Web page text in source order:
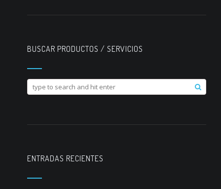
BUSCAR PRODUCTOS / SERVICIOS
ENTRADAS RECIENTES